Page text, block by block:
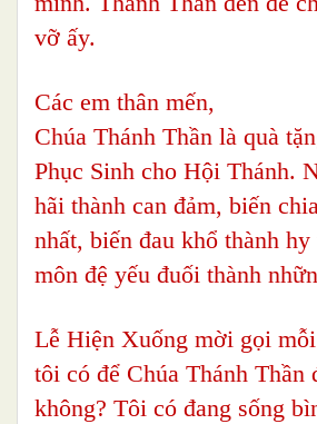
vỡ ấy.
Các em thân mến,
Chúa Thánh Thần là quà
Phục Sinh cho Hội Thánh.
hãi thành can đảm, biến
nhất, biến đau khổ thành
môn đệ yếu đuối thành
Lễ Hiện Xuống mời gọi
tôi có để Chúa Thánh Thần
không? Tôi có đang sống